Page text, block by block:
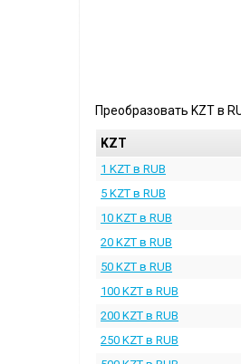
Преобразовать KZTв
KZT
1 KZT в RUB
5 KZT в RUB
10 KZT в RUB
20 KZT в RUB
50 KZT в RUB
100 KZT в RUB
200 KZT в RUB
250 KZT в RUB